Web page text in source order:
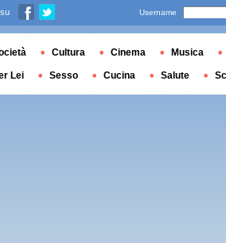
Username
Cultura Cinema Musica
Lei Sesso Cucina Salute